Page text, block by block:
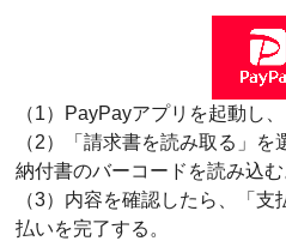
（1）PayPayアプリを起動し
（2）「請求書を読み取る」
納付書のバーコードを読み込む
（3）内容を確認したら、「
払いを完了する。